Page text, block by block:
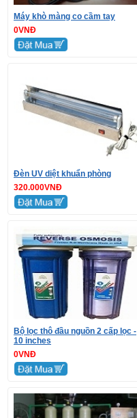
Máy khò màng co cầm tay
0VNĐ
Đèn UV diệt khuẩn phòng
320.000VNĐ
Bộ lọc thô đầu nguồn 2 cấp lọc -
10 inches
0VNĐ